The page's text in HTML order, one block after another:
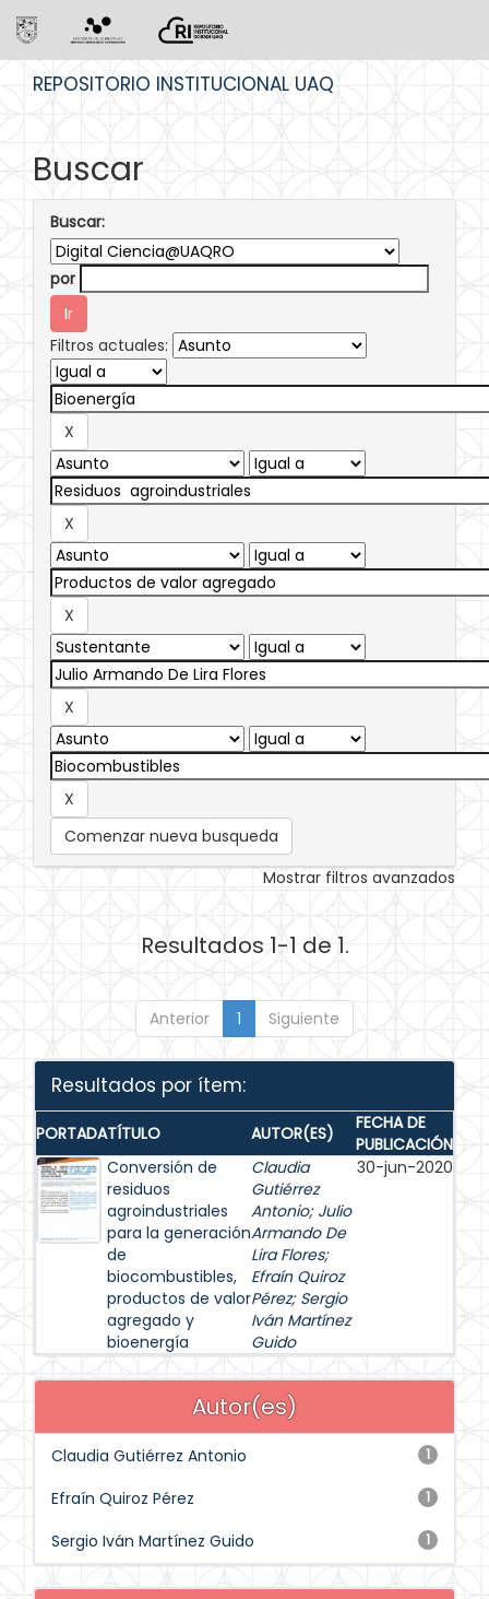
REPOSITORIO INSTITUCIONAL UAQ
Buscar
Buscar:
por
Filtros actuales:
Comenzar nueva busqueda
Mostrar filtros avanzados
Resultados 1-1 de 1.
Anterior 1 Siguiente
Resultados por ítem:
PORTADATÍTULO AUTOR(ES)
FECHA DE
PUBLICACIÓN
Conversión de
residuos
agroindustriales
para la generación
de
biocombustibles,
productos de valor
agregado y
bioenergía
Claudia
Gutiérrez
Antonio; Julio
Armando De
Lira Flores;
Efraín Quiroz
Pérez; Sergio
Iván Martínez
Guido
30-jun-2020
Autor(es)
1
Claudia Gutiérrez Antonio
1
Efraín Quiroz Pérez
1
Sergio Iván Martínez Guido